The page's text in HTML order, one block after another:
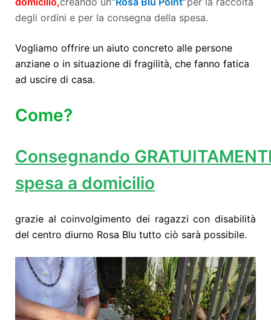
degli ordini e per la consegna della spesa.
Vogliamo offrire un aiuto concreto alle persone
anziane o in situazione di fragilità, che fanno fatica
ad uscire di casa.
Come?
Consegnando
spesa a domicilio
grazie al coinvolgimento dei ragazzi con disabilità
del centro diurno Rosa Blu tutto ciò sarà possibile.